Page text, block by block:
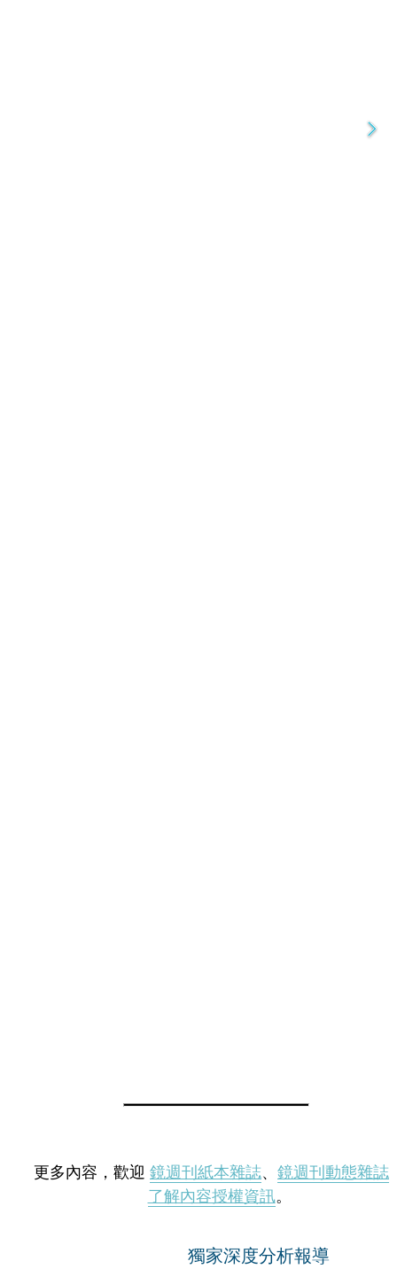
更多內容，歡迎 鏡週刊紙本雜誌、 鏡週刊動態雜誌
了解內容授權資訊。
獨家深度分析報導